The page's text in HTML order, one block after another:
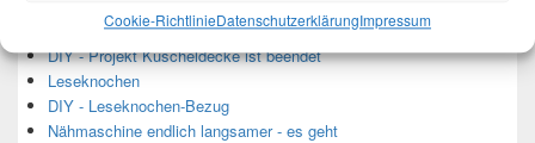
Cookie-RichtlinieDatenschutzerklärungImpressum
Leseknochen-Banderole 2023
DIY - Projekt Kuscheldecke ist beendet
Leseknochen
DIY - Leseknochen-Bezug
Nähmaschine endlich langsamer - es geht